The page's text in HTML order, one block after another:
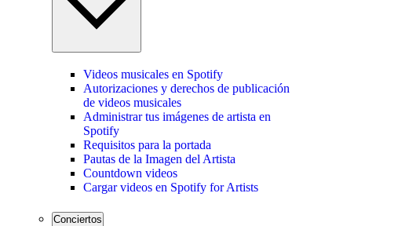
Videos musicales en Spotify
Autorizaciones y derechos de publicación
de videos musicales
Administrar tus imágenes de artista en
Spotify
Requisitos para la portada
Pautas de la Imagen del Artista
Countdown videos
Cargar videos en Spotify for Artists
Conciertos